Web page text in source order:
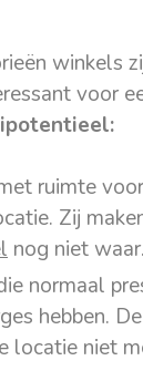
winkels
voor
ruimte
Zij
nog niet waar.
normaal
hebben.
locatie niet